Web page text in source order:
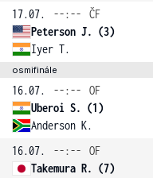
17.07. --:--
ČF
Peterson J. (3)
Iyer T.
osmifinále
16.07. --:--
OF
Uberoi S. (1)
Anderson K.
16.07.
--:--
OF
Takemura R. (7)